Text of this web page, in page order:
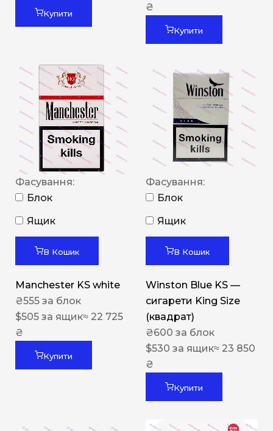
Купити
₴
Купити
Фасування:
Блок
Ящик
В Кошик
Manchester KS white
₴555 за блок
$505 за ящик≈ 22 725
₴
Купити
Фасування:
Блок
Ящик
В Кошик
Winston Blue KS —
сигарети King Size
(квадрат)
₴600 за блок
$530 за ящик≈ 23 850
₴
Купити